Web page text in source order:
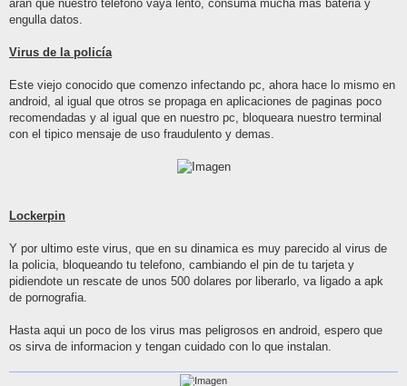
aran que nuestro telefono vaya lento, consuma mucha mas bateria y
engulla datos.
Virus de la policía
Este viejo conocido que comenzo infectando pc, ahora hace lo mismo en
android, al igual que otros se propaga en aplicaciones de paginas poco
recomendadas y al igual que en nuestro pc, bloqueara nuestro terminal
con el tipico mensaje de uso fraudulento y demas.
Lockerpin
Y por ultimo este virus, que en su dinamica es muy parecido al virus de
la policia, bloqueando tu telefono, cambiando el pin de tu tarjeta y
pidiendote un rescate de unos 500 dolares por liberarlo, va ligado a apk
de pornografia.
Hasta aqui un poco de los virus mas peligrosos en android, espero que
os sirva de informacion y tengan cuidado con lo que instalan.